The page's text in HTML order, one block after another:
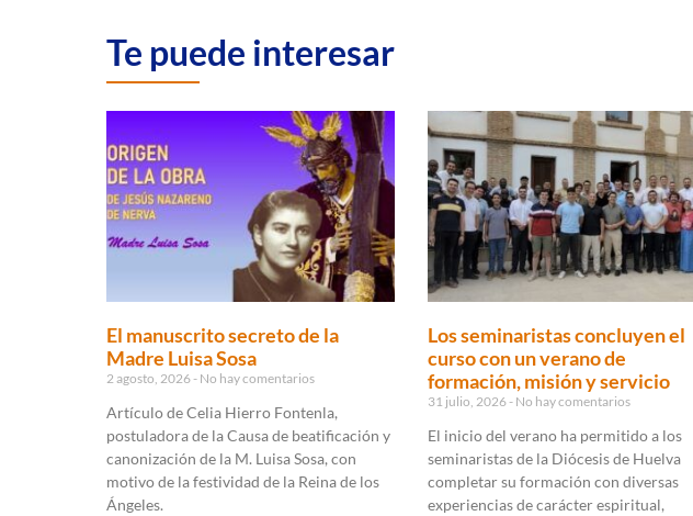
Te puede interesar
El manuscrito secreto de la
Madre Luisa Sosa
2 agosto, 2026 No hay comentarios
Artículo de Celia Hierro Fontenla,
postuladora de la Causa de beatificación y
canonización de la M. Luisa Sosa, con
motivo de la festividad de la Reina de los
Ángeles.
Los seminaristas concluyen el
curso con un verano de
formación, misión y servicio
31 julio, 2026 No hay comentarios
El inicio del verano ha permitido a los
seminaristas de la Diócesis de Huelva
completar su formación con diversas
experiencias de carácter espiritual,